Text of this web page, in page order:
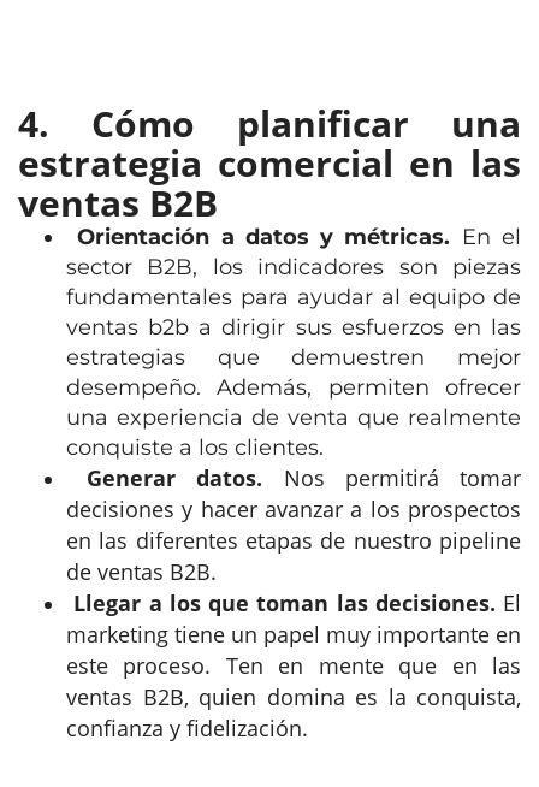
4. Cómo planificar una
estrategia comercial en las
ventas B2B
Orientación a datos y métricas. En el
sector B2B, los indicadores son piezas
fundamentales para ayudar al equipo de
ventas b2b a dirigir sus esfuerzos en las
estrategias que demuestren mejor
desempeño. Además, permiten ofrecer
una experiencia de venta que realmente
conquiste a los clientes.
Generar datos. Nos permitirá tomar
decisiones y hacer avanzar a los prospectos
en las diferentes etapas de nuestro pipeline
de ventas B2B.
Llegar a los que toman las decisiones. El
marketing tiene un papel muy importante en
este proceso. Ten en mente que en las
ventas B2B, quien domina es la conquista,
confianza y fidelización.